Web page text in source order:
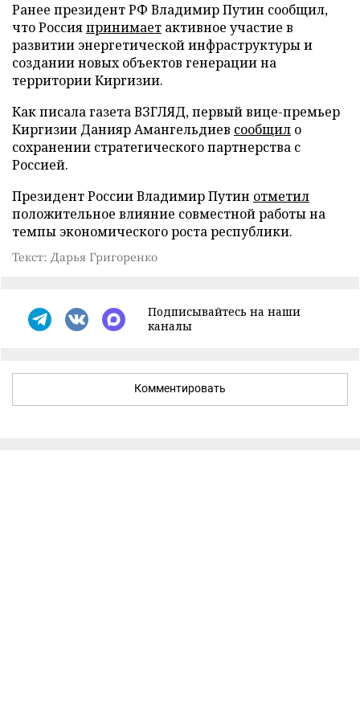
Ранее президент РФ Владимир Путин сообщил,
что Россияпринимает активное участие в
развитии энергетической инфраструктуры и
создании новых объектов генерации на
территории Киргизии.
Как писала газета ВЗГЛЯД, первый вице-премьер
Киргизии Данияр Амангельдиев сообщил о
сохранении стратегического партнерства с
Россией.
Президент России Владимир Путин отметил
положительное влияние совместной работы на
темпы экономического роста республики.
Текст: Дарья Григоренко
Подписывайтесь на наши
каналы
Комментировать